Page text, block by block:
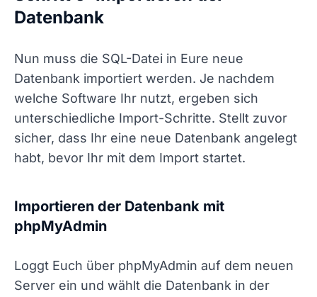
Datenbank
Nun muss die SQL-Datei in Eure neue
Datenbank importiert werden. Je nachdem
welche Software Ihr nutzt, ergeben sich
unterschiedliche Import-Schritte. Stellt zuvor
sicher, dass Ihr eine neue Datenbank angelegt
habt, bevor Ihr mit dem Import startet.
Importieren der Datenbank mit
phpMyAdmin
Loggt Euch über phpMyAdmin auf dem neuen
Server ein und wählt die Datenbank in der